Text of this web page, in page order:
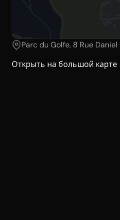
Parc du Golfe, 8 Rue
Открыть на большой